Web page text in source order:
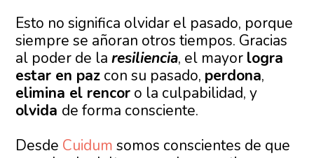
Esto no significa olvidar el pasado, porque
siempre se añoran otros tiempos. Gracias
al poder de laresiliencia, el mayor logra
estar en paz con su pasado, perdona,
elimina el rencor o la culpabilidad, y
olvida de forma consciente.
Desde Cuidum somos conscientes de que